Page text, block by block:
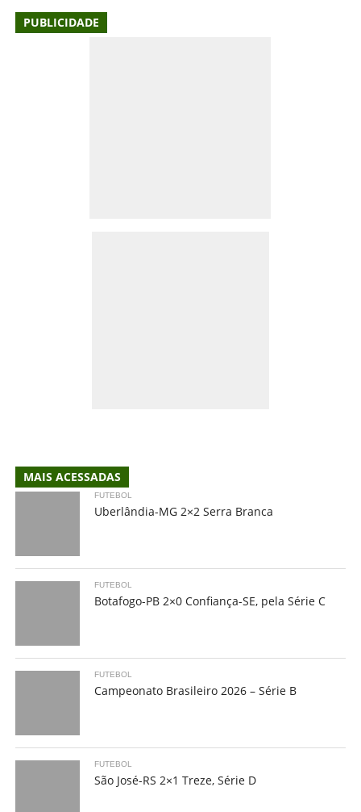
PUBLICIDADE
MAIS ACESSADAS
FUTEBOL
Uberlândia-MG 2×2 Serra Branca
FUTEBOL
Botafogo-PB 2×0 Confiança-SE, pela Série C
FUTEBOL
Campeonato Brasileiro 2026 – Série B
FUTEBOL
São José-RS 2×1 Treze, Série D